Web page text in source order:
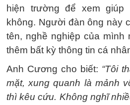
hiện trường để xem
không. Người đàn ông này
tên, nghề nghiệp của mình
thêm bất kỳ thông tin cá
Anh Cương cho biết: “Tôi
mặt, xung quanh là mảnh
thì kêu cứu. Không nghĩ